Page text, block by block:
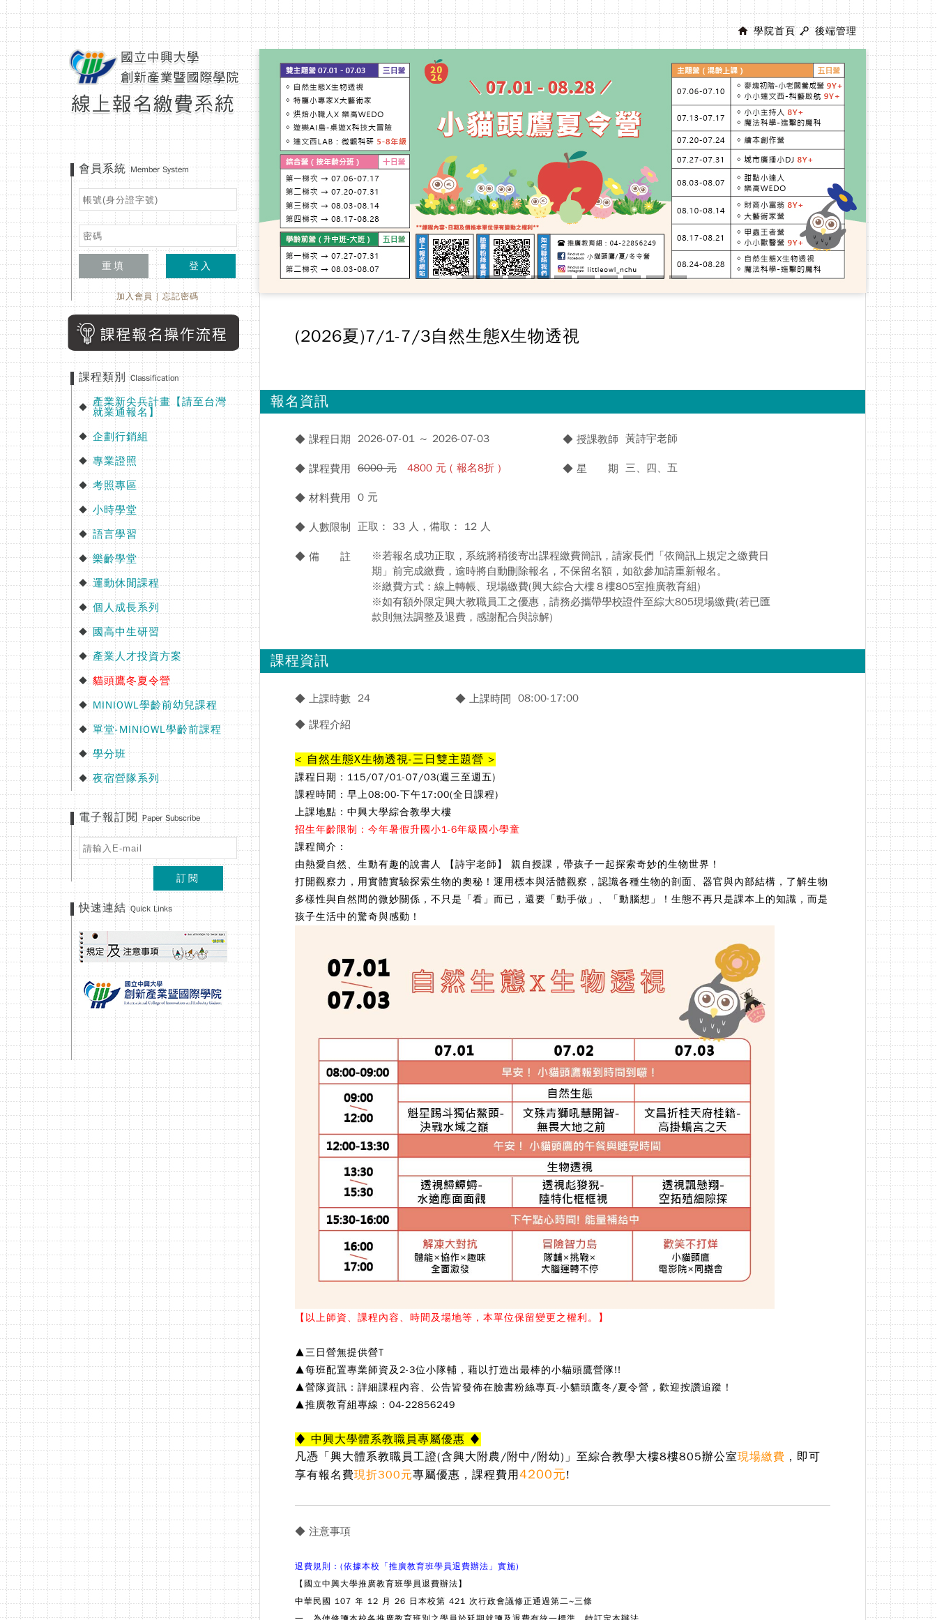
學院首頁 後端管理
會員系統Member System
重填 登入
加入會員|忘記密碼
課程類別Classification
◆ 產業新尖兵計畫【請至台灣
就業通報名】
◆ 企劃行銷組
◆ 專業證照
◆ 考照專區
◆ 小時學堂
◆ 語言學習
◆ 樂齡學堂
◆ 運動休閒課程
◆ 個人成長系列
◆ 國高中生研習
◆ 產業人才投資方案
◆ 貓頭鷹冬夏令營
◆ MINIOWL學齡前幼兒課程
◆ 單堂-MINIOWL學齡前課程
◆ 學分班
◆ 夜宿營隊系列
電子報訂閱 Paper Subscribe
訂閱
快速連結Quick Links
(2026夏)7/1-7/3自然生態X生物透視
報名資訊
◆ 課程日期 2026-07-01 ～ 2026-07-03
◆ 課程費用 6000 元 4800 元 ( 報名8折 )
◆ 材料費用 0 元
◆ 人數限制 正取： 33 人，備取： 12 人
◆ 授課教師 黃詩宇老師
◆ 星 期 三、四、五
◆ 備 註
※若報名成功正取，系統將稍後寄出課程繳費簡訊，請家長們「依簡訊上規定之繳費日
期」前完成繳費，逾時將自動刪除報名，不保留名額，如欲參加請重新報名。
※繳費方式：線上轉帳、現場繳費(興大綜合大樓８樓805室推廣教育組)
※如有額外限定興大教職員工之優惠，請務必攜帶學校證件至綜大805現場繳費(若已匯
款則無法調整及退費，感謝配合與諒解)
課程資訊
◆ 上課時數 24 ◆ 上課時間 08:00-17:00
◆ 課程介紹
< 自然生態X生物透視-三日雙主題營 >
課程日期：115/07/01-07/03(週三至週五)
課程時間： 早上08:00-下午17:00(全日課程)
上課地點：中興大學綜合教學大樓
招生年齡限制：今年暑假升國小1-6年級國小學童
課程簡介：
由熱愛自然、生動有趣的說書人 【詩宇老師】 親自授課，帶孩子一起探索奇妙的生物世界！
打開觀察力，用實體實驗探索生物的奧秘！運用標本與活體觀察，認識各種生物的剖面、器官與內部結構，了解生物
多樣性與自然間的微妙關係，不只是「看」而已，還要「動手做」、「動腦想」！生態不再只是課本上的知識，而是
孩子生活中的驚奇與感動！
【以上師資、課程內容、時間及場地等，本單位保留變更之權利。】
▲三日營無提供營T
▲每班配置專業師資及2-3位小隊輔，藉以打造出最棒的小貓頭鷹營隊!!
▲營隊資訊：詳細課程內容、公告皆發佈在臉書粉絲專頁-小貓頭鷹冬/夏令營，歡迎按讚追蹤！
▲推廣教育組專線：04-22856249
♦ 中興大學體系教職員專屬優惠 ♦
凡憑「興大體系教職員工證(含興大附農/附中/附幼)」至綜合教學大樓8樓805辦公室現場繳費 ， 即可
享有報名費現折300元專屬優惠 ，課程費用4200元!
◆ 注意事項
退費規則：(依據本校「推廣教育班學員退費辦法」實施)
【國立中興大學推廣教育班學員退費辦法】
中華民國 107 年 12 月 26 日本校第 421 次行政會議修正通過第二~三條